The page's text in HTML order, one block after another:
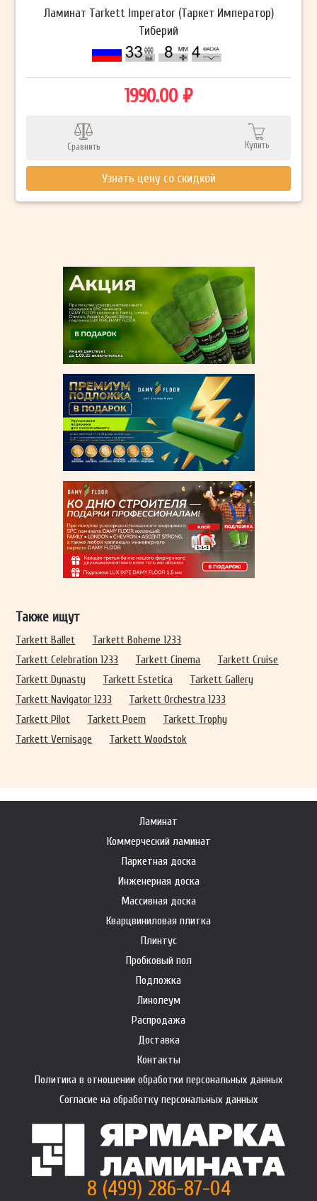
Ламинат Tarkett Imperator (Таркет Император)
Тиберий
1990.00 ₽
Сравнить Купить
Узнать цену со скидкой
Также ищут
Tarkett Ballet
Tarkett Boheme 1233
Tarkett Celebration 1233
Tarkett Cinema
Tarkett Cruise
Tarkett Dynasty
Tarkett Estetica
Tarkett Gallery
Tarkett Navigator 1233
Tarkett Orchestra 1233
Tarkett Pilot
Tarkett Poem
Tarkett Trophy
Tarkett Vernisage
Tarkett Woodstok
Ламинат
Коммерческий ламинат
Паркетная доска
Инженерная доска
Массивная доска
Кварцвиниловая плитка
Плинтус
Пробковый пол
Подложка
Линолеум
Распродажа
Доставка
Контакты
Политика в отношении обработки персональных данных
Согласие на обработку персональных данных
8 (499) 286-87-04